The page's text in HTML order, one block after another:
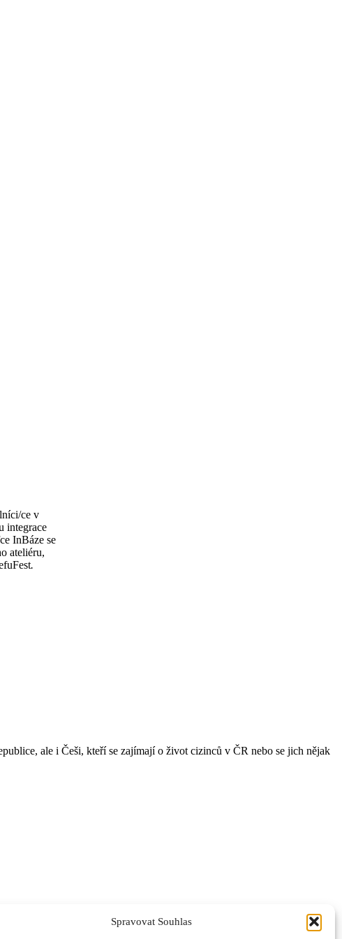
Spravovat Souhlas
ce v
integrace
InBáze se
ateliéru,
.
ale i Češi, kteří se zajímají o život cizinců v ČR nebo se jich nějak